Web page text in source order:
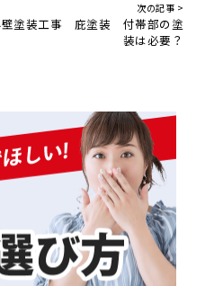
次の記事 >
塗装工事 庇塗装 付帯部の塗
装は必要？